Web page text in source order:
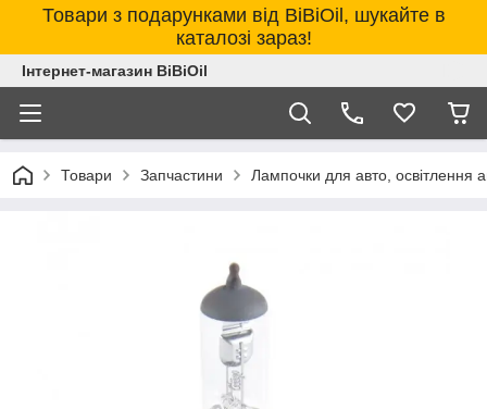
Товари з подарунками від BiBiOil, шукайте в
каталозі зараз!
Інтернет-магазин BiBiOil
Товари Запчастини Лампочки для авто, освітлення